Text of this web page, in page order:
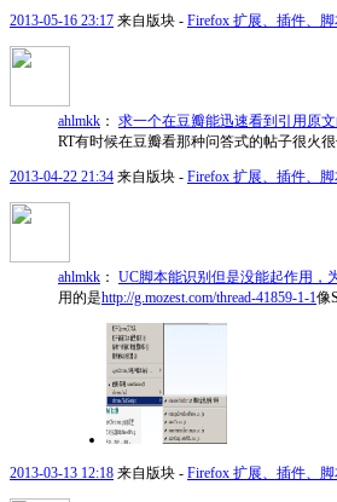
2013-05-16 23:17 来自版块 - Firefox 扩展、插件、
ahlmkk ： 求一个在豆瓣能迅速看到引用原
RT有时候在豆瓣看那种问答式的帖子很火
2013-04-22 21:34 来自版块 - Firefox 扩展、插件、
ahlmkk ： UC脚本能识别但是没能起作用，
用的是http://g.mozest.com/thread-41859-1-1像
2013-03-13 12:18 来自版块 - Firefox 扩展、插件、